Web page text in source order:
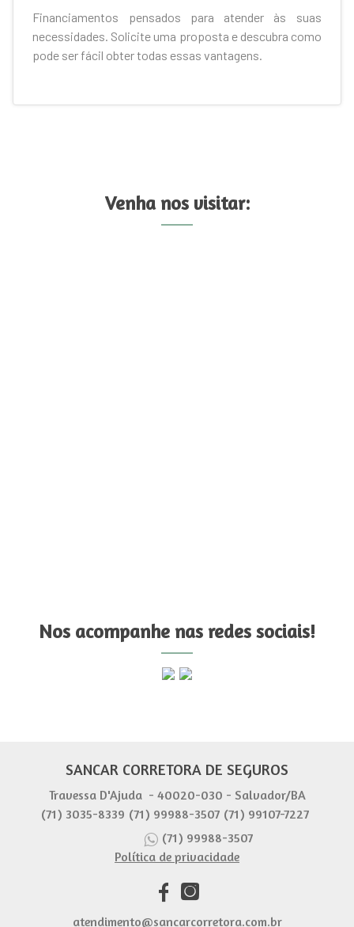
Financiamentos pensados para atender às suas
necessidades. Solicite uma proposta e descubra como
pode ser fácil obter todas essas vantagens.
Venha nos visitar:
Nos acompanhe nas redes sociais!
SANCAR CORRETORA DE SEGUROS
Travessa D'Ajuda - 40020-030 - Salvador/BA
(71) 3035-8339 (71) 99988-3507 (71) 99107-7227
(71) 99988-3507
Política de privacidade
atendimento@sancarcorretora.com.br